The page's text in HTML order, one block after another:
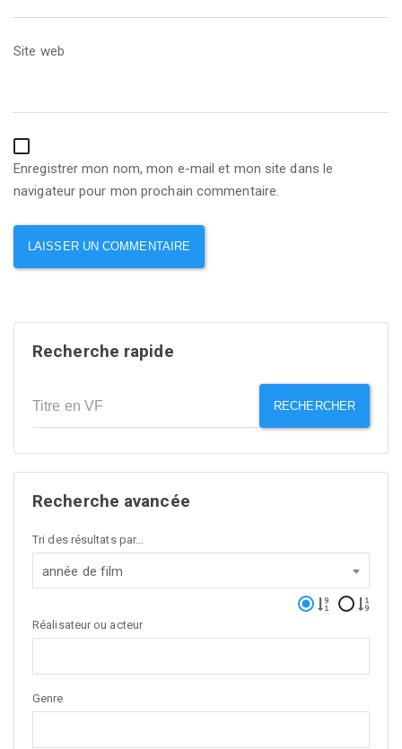
Site web
Enregistrer mon nom, mon e-mail et mon site dans le
navigateur pour mon prochain commentaire.
Recherche rapide
RECHERCHER
Recherche avancée
Tri des résultats par...
année de film
Réalisateur ou acteur
Genre